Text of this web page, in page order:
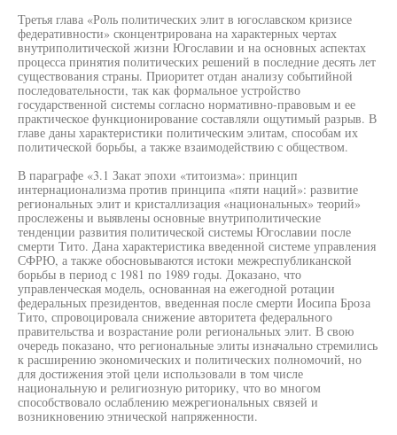
Третья глава «Роль политических элит в югославском кризисе
федеративности» сконцентрирована на характерных чертах
внутриполитической жизни Югославии и на основных аспектах
процесса принятия политических решений в последние десять лет
существования страны. Приоритет отдан анализу событийной
последовательности, так как формальное устройство
государственной системы согласно нормативно-правовым и ее
практическое функционирование составляли ощутимый разрыв. В
главе даны характеристики политическим элитам, способам их
политической борьбы, а также взаимодействию с обществом.
В параграфе «3.1 Закат эпохи «титоизма»: принцип
интернационализма против принципа «пяти наций»: развитие
региональных элит и кристаллизация «национальных» теорий»
прослежены и выявлены основные внутриполитические
тенденции развития политической системы Югославии после
смерти Тито. Дана характеристика введенной системе управления
СФРЮ, а также обосновываются истоки межреспубликанской
борьбы в период с 1981 по 1989 годы. Доказано, что
управленческая модель, основанная на ежегодной ротации
федеральных президентов, введенная после смерти Иосипа Броза
Тито, спровоцировала снижение авторитета федерального
правительства и возрастание роли региональных элит. В свою
очередь показано, что региональные элиты изначально стремились
к расширению экономических и политических полномочий, но
для достижения этой цели использовали в том числе
национальную и религиозную риторику, что во многом
способствовало ослаблению межрегиональных связей и
возникновению этнической напряженности.